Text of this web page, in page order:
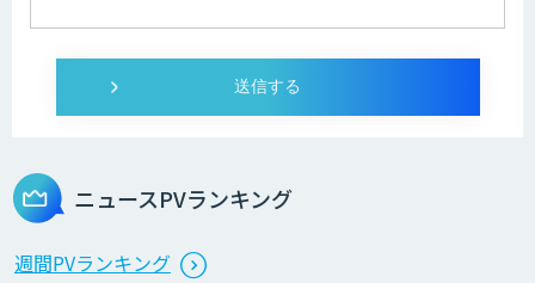
ニュースPVランキング
週間PVランキング